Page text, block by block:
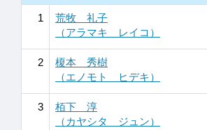
1
荒牧 礼子
（アラマキ レイコ）
2
榎本 秀樹
（エノモト ヒデキ）
3
栢下 淳
（カヤシタ ジュン）